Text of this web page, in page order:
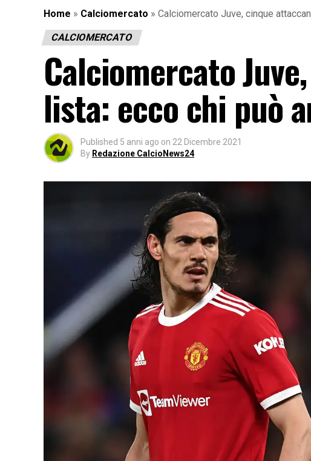
Home » Calciomercato » Calciomercato Juve, cinque
CALCIOMERCATO
Calciomercato
lista: ecco chi può
Published 5 anni ago on 22 Dicembre 2021
By Redazione CalcioNews24